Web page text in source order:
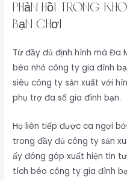
Phản hồi trong
bạn chơi
Từ đầy đủ định hình mà Đa
béo nhỏ công ty gia đình
siêu công ty sản xuất với
phụ trợ đa số gia đình bạn.
Họ liên tiếp được ca ngợi
trong đầy đủ công ty sản
ấy đóng góp xuất hiện tin
tích béo công ty gia đình